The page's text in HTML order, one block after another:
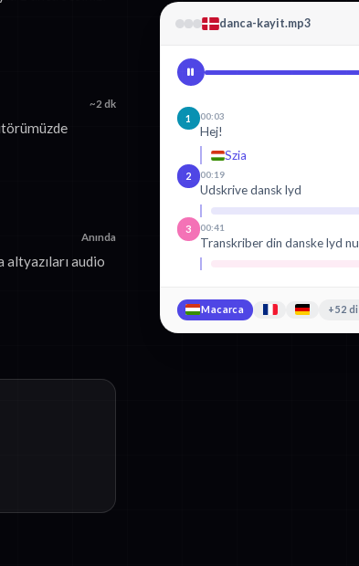
~2 dk
Anında
altyazıları audio
danca-kayit.mp3
1 00:03
Hej!
Szia
2 00:19
Udskrive dansk lyd
3 00:41
Transkriber din danske lyd nu
Macarca +52 dil